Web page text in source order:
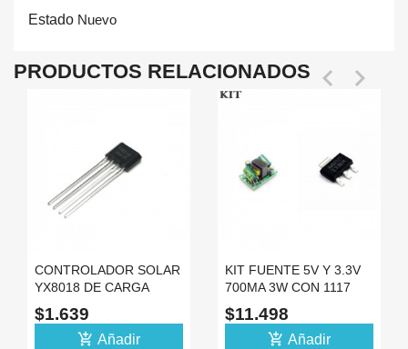
Estado Nuevo
PRODUCTOS RELACIONADOS  
CONTROLADOR SOLAR
YX8018 DE CARGA
BATERIA PARA LED
$1.639
add_shopping_cart Añadir
KIT FUENTE 5V Y 3.3V
700MA 3W CON 1117
ENTRADA 110/220VAC
$11.498
add_shopping_cart Añadir